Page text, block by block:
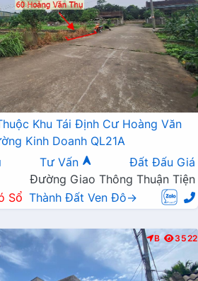
Khu Tái Định Cư Hoàng Văn
Kinh Doanh QL21A
Tư Vấn
Đất Đấu Giá
Đường Giao Thông Thuận Tiện
Sổ Thành Đất Ven Đô→
B 3522